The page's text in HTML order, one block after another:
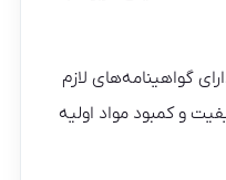
گواهینامه‌های لازم
و کمبود مواد اولیه